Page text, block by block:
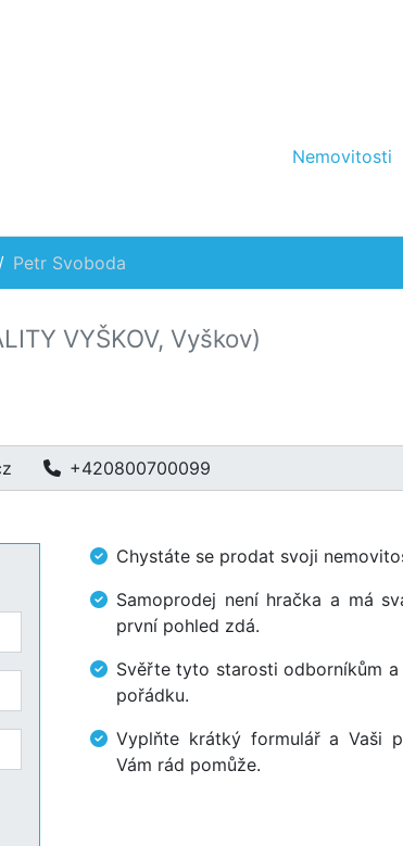
Nemovitosti
Petr Svoboda
VYŠKOV, Vyškov)
+420800700099
Chystáte se prodat svoji
Samoprodej není hračka a má
první pohled zdá.
Svěřte tyto starosti odborníkům
pořádku.
Vyplňte krátký formulář a Vaši
Vám rád pomůže.